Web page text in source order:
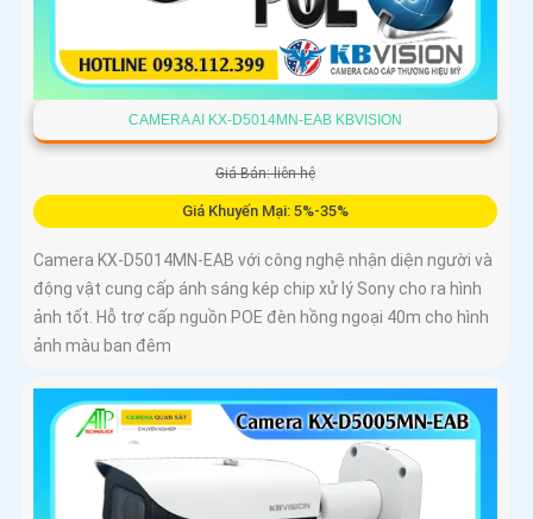
CAMERA AI KX-D5014MN-EAB KBVISION
Giá Bán: liên hệ
Giá Khuyến Mại: 5%-35%
Camera KX-D5014MN-EAB với công nghệ nhận diện người và
động vật cung cấp ánh sáng kép chip xử lý Sony cho ra hình
ảnh tốt. Hỗ trợ cấp nguồn POE đèn hồng ngoại 40m cho hình
ảnh màu ban đêm